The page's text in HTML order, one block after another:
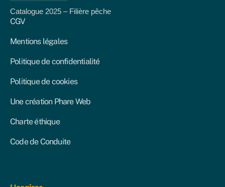
Catalogue 2025 – Filière pêche
CGV
Mentions légales
Politique de confidentialité
Politique de cookies
Une création Phare Web
Charte éthique
Code de Conduite